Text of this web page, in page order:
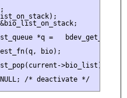
*q =
bio);
>bio_list);
/* deactivate */